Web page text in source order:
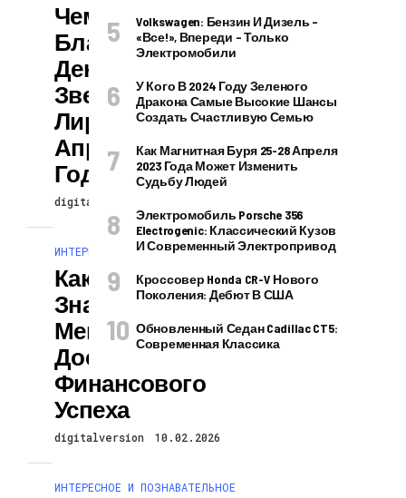
Чем
Благоприятен
День Во Время
Звездопада
Лириды 22
Апреля 2023
Года
digitalversion
ИНТЕРЕСНОЕ И ПОЗНАВАТЕЛЬНОЕ
Какие Черты
Знаков Зодиака
Мешают Им
Достичь
Финансового
Успеха
digitalversion 10.02.2026
ИНТЕРЕСНОЕ И ПОЗНАВАТЕЛЬНОЕ
Volkswagen: Бензин И Дизель –
«все!», Впереди – Только
Электромобили
У Кого В 2024 Году Зеленого
Дракона Самые Высокие Шансы
Создать Счастливую Семью
Как Магнитная Буря 25-28 Апреля
2023 Года Может Изменить
Судьбу Людей
Электромобиль Porsche 356
Electrogenic: Классический Кузов
И Современный Электропривод
Кроссовер Honda CR-V Нового
Поколения: Дебют В США
Обновленный Седан Cadillac CT5:
Современная Классика